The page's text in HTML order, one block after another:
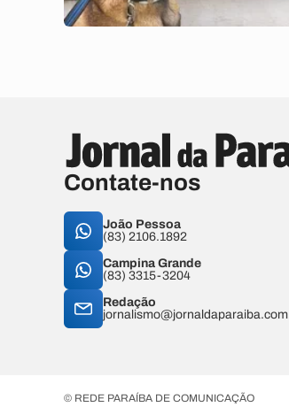
Contate-nos
João Pessoa
(83) 2106.1892
Campina Grande
(83) 3315-3204
Redação
© REDE PARAÍBA DE COMUNICAÇÃO